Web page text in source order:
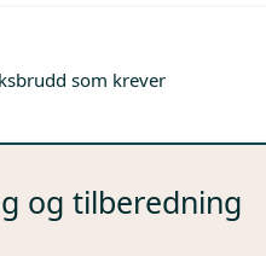
som krever
og tilberedning